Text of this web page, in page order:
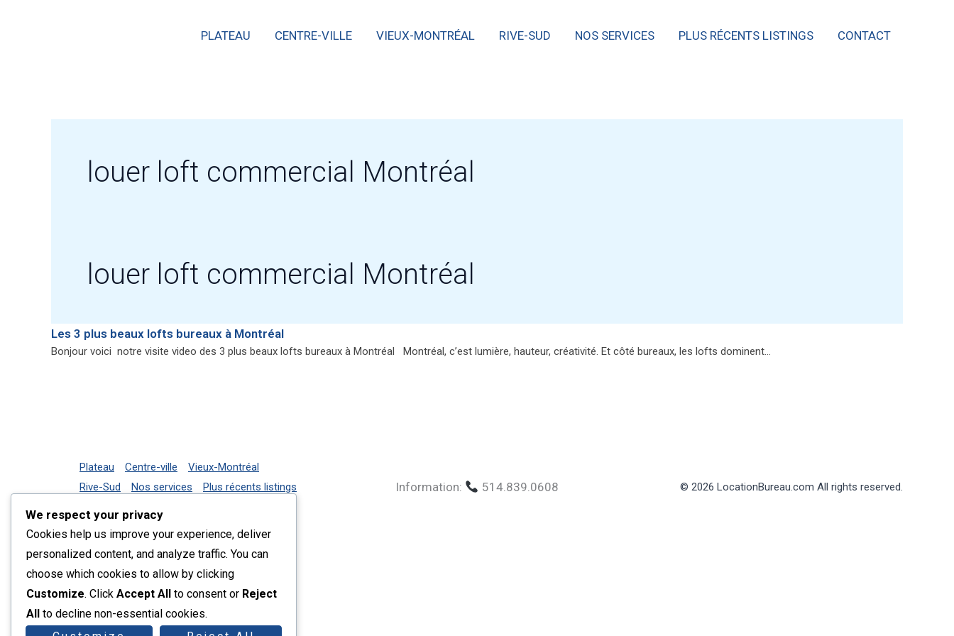
PLATEAU CENTRE-VILLE VIEUX-MONTRÉAL RIVE-SUD NOS SERVICES PLUS RÉCENTS LISTINGS CONTACT
louer loft commercial Montréal
louer loft commercial Montréal
Les 3 plus beaux lofts bureaux à Montréal
Bonjour voici notre visite video des 3 plus beaux lofts bureaux à Montréal Montréal, c’est lumière, hauteur, créativité. Et côté bureaux, les lofts dominent…
Plateau Centre-ville
Vieux-Montréal
Rive-Sud
Nos services
Plus récents listings
Information: 514.839.0608 © 2026 LocationBureau.com All rights reserved.
We respect your privacy
Cookies help us improve your experience, deliver
personalized content, and analyze traffic. You can
choose which cookies to allow by clicking
Customize. Click Accept All to consent or Reject
All to decline non-essential cookies.